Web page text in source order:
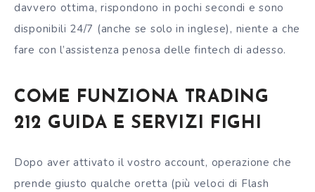
davvero ottima, rispondono in pochi secondi e sono
disponibili 24/7 (anche se solo in inglese), niente a che
fare con l’assistenza penosa delle fintech di adesso.
COME FUNZIONA TRADING
212 GUIDA E SERVIZI FIGHI
Dopo aver attivato il vostro account, operazione che
prende giusto qualche oretta (più veloci di Flash